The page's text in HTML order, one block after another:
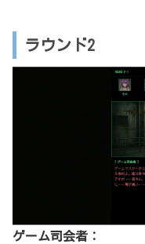
ラウンド2
ゲーム司会者：